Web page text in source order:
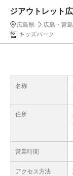
ジアウトレット
広島県
広島・宮島
キッズパーク
名称
住所
営業時間
アクセス方法